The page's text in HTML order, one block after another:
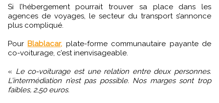
Si l’hébergement pourrait trouver sa place dans les
agences de voyages, le secteur du transport s’annonce
plus compliqué.
Pour Blablacar, plate-forme communautaire payante de
co-voiturage, c’est inenvisageable.
« Le co-voiturage est une relation entre deux personnes.
L’intermédiation n’est pas possible. Nos marges sont trop
faibles, 2,50 euros.